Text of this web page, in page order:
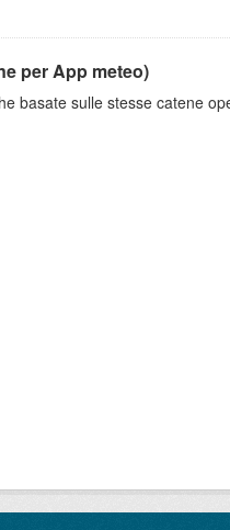
per App meteo)
basate sulle stesse catene